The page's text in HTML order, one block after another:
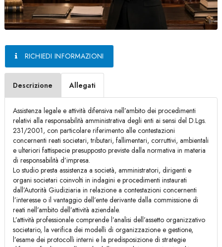
RICHIEDI INFORMAZIONI
Descrizione Allegati
Assistenza legale e attività difensiva nell’ambito dei procedimenti
relativi alla responsabilità amministrativa degli enti ai sensi del D.Lgs.
231/2001, con particolare riferimento alle contestazioni
concernenti reati societari, tributari, fallimentari, corruttivi, ambientali
e ulteriori fattispecie presupposto previste dalla normativa in materia
di responsabilità d’impresa.
Lo studio presta assistenza a società, amministratori, dirigenti e
organi societari coinvolti in indagini e procedimenti instaurati
dall’Autorità Giudiziaria in relazione a contestazioni concernenti
l’interesse o il vantaggio dell’ente derivante dalla commissione di
reati nell’ambito dell’attività aziendale.
L’attività professionale comprende l’analisi dell’assetto organizzativo
societario, la verifica dei modelli di organizzazione e gestione,
l’esame dei protocolli interni e la predisposizione di strategie